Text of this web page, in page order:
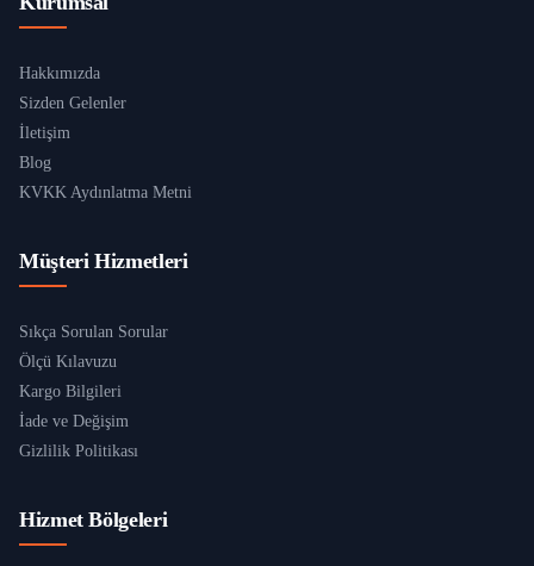
Hakkımızda
Sizden Gelenler
İletişim
Blog
KVKK Aydınlatma Metni
Müşteri Hizmetleri
Sıkça Sorulan Sorular
Ölçü Kılavuzu
Kargo Bilgileri
İade ve Değişim
Gizlilik Politikası
Hizmet Bölgeleri